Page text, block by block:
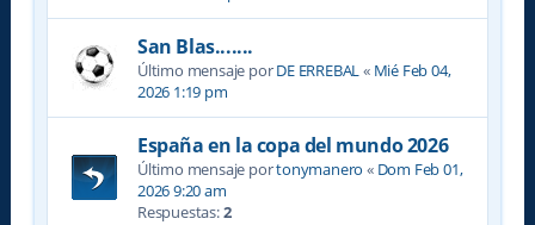
San Blas.......
Último mensaje porDE ERREBAL« Mié Feb 04,
2026 1:19 pm
España en la copa del mundo 2026
Último mensaje portonymanero « Dom Feb 01,
2026 9:20 am
Respuestas:2